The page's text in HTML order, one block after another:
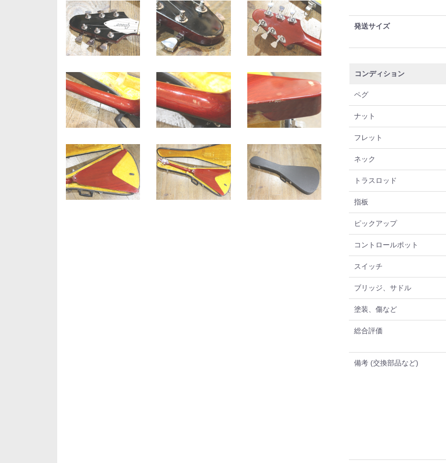
発送サイズ
コンディション
ペグ
ナット
フレット
ネック
トラスロッド
指板
ピックアップ
コントロールポット
スイッチ
ブリッジ、サドル
塗装、傷など
総合評価
備考 (交換部品など)